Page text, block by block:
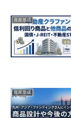
資産形成
資産形成